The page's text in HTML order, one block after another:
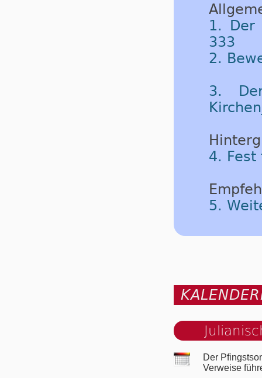
1. Der
333
2.
3.
4. Fest
5.
Der
Verweise